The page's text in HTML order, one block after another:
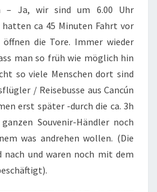
– Ja, wir sind um 6.00 Uhr
ca 45 Minuten Fahrt vor
die Tore. Immer wieder
man so früh wie möglich hin
so viele Menschen dort sind
/ Reisebusse aus Cancún
erst später -durch die ca. 3h
Souvenir-Händler noch
was andrehen wollen. (Die
nach und waren noch mit dem